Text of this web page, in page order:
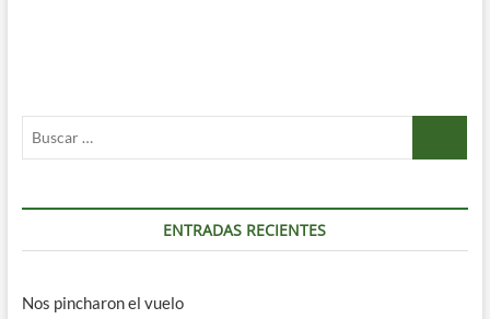
ENTRADAS RECIENTES
Nos pincharon el vuelo